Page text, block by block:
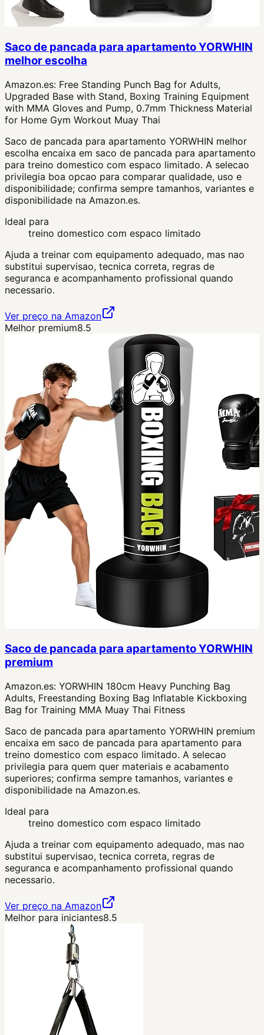
Saco de pancada para apartamento YORWHIN
melhor escolha
Amazon.es: Free Standing Punch Bag for Adults,
Upgraded Base with Stand, Boxing Training Equipment
with MMA Gloves and Pump, 0.7mm Thickness Material
for Home Gym Workout Muay Thai
Saco de pancada para apartamento YORWHIN melhor
escolha encaixa em saco de pancada para apartamento
para treino domestico com espaco limitado. A selecao
privilegia boa opcao para comparar qualidade, uso e
disponibilidade; confirma sempre tamanhos, variantes e
disponibilidade na Amazon.es.
Ideal para
treino domestico com espaco limitado
Ajuda a treinar com equipamento adequado, mas nao
substitui supervisao, tecnica correta, regras de
seguranca e acompanhamento profissional quando
necessario.
Ver preço na Amazon
Melhor premium8.5
Saco de pancada para apartamento YORWHIN
premium
Amazon.es: YORWHIN 180cm Heavy Punching Bag
Adults, Freestanding Boxing Bag Inflatable Kickboxing
Bag for Training MMA Muay Thai Fitness
Saco de pancada para apartamento YORWHIN premium
encaixa em saco de pancada para apartamento para
treino domestico com espaco limitado. A selecao
privilegia para quem quer materiais e acabamento
superiores; confirma sempre tamanhos, variantes e
disponibilidade na Amazon.es.
Ideal para
treino domestico com espaco limitado
Ajuda a treinar com equipamento adequado, mas nao
substitui supervisao, tecnica correta, regras de
seguranca e acompanhamento profissional quando
necessario.
Ver preço na Amazon
Melhor para iniciantes8.5